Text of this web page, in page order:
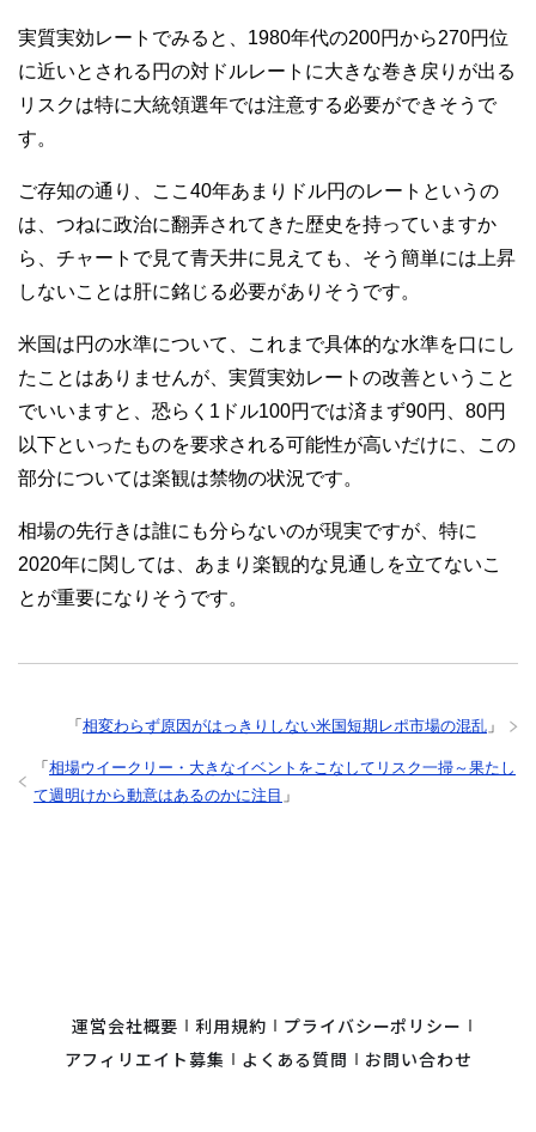
実質実効レートでみると、1980年代の200円から270円位
に近いとされる円の対ドルレートに大きな巻き戻りが出る
リスクは特に大統領選年では注意する必要ができそうで
す。
ご存知の通り、ここ40年あまりドル円のレートというの
は、つねに政治に翻弄されてきた歴史を持っていますか
ら、チャートで見て青天井に見えても、そう簡単には上昇
しないことは肝に銘じる必要がありそうです。
米国は円の水準について、これまで具体的な水準を口にし
たことはありませんが、実質実効レートの改善ということ
でいいますと、恐らく1ドル100円では済まず90円、80円
以下といったものを要求される可能性が高いだけに、この
部分については楽観は禁物の状況です。
相場の先行きは誰にも分らないのが現実ですが、特に
2020年に関しては、あまり楽観的な見通しを立てないこ
とが重要になりそうです。
「相変わらず原因がはっきりしない米国短期レポ市場の混乱 」
「 相場ウイークリー・大きなイベントをこなしてリスク一掃～果たし
て週明けから動意はあるのかに注目 」
運営会社概要 利用規約
プライバシーポリシー
アフィリエイト募集
よくある質問 お問い合わせ